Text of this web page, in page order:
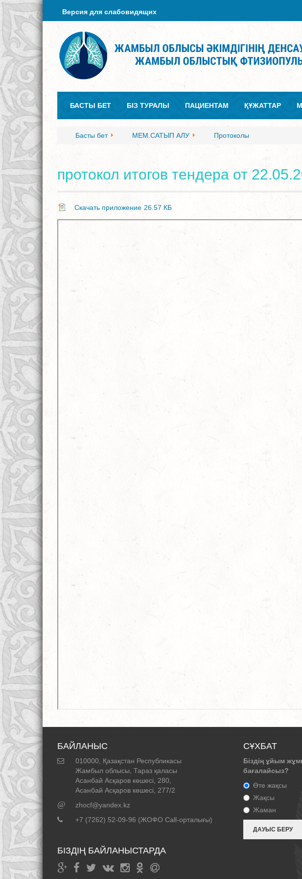
Версия для слабовидящих
БАСТЫ БЕТ БІЗ ТУРАЛЫ ПАЦИЕНТАМ ҚҰЖАТТАР
Басты бет МЕМ.САТЫП АЛУ Протоколы
протокол итогов тендера от
Cкачать приложение 26.57 КБ
БАЙЛАНЫС
010000, Қазақстан Республикасы
Жамбыл облысы, Тараз қаласы
Асанбай Асқаров көшесі, 280,
Асанбай Асқаров көшесі, 277/2
@
zhocf@yandex.kz
+7 (7262) 52-09-96 (ЖОФО Call-орталығы)
БІЗДІҢ БАЙЛАНЫСТАРДА
СҰХБАТ
Біздің ұйым
бағалайсыз?
Өте жақсы
Жақсы
Жаман